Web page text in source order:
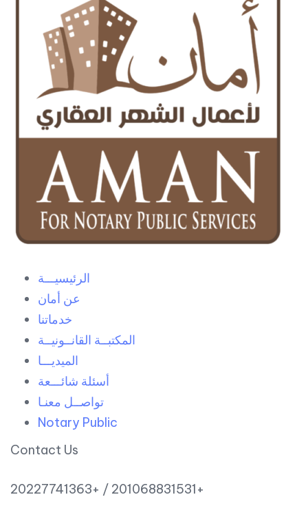
الرئيسيـــة
عن أمان
خدماتنا
المكتبــة القانــونيــة
الميديـــا
أسئلة شائـــعة
تواصــل معنـا
Notary Public
Contact Us
20227741363+ / 201068831531+